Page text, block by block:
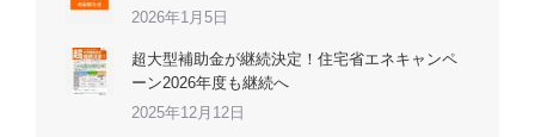
2026年1月5日
超大型補助金が継続決定！住宅省エネキャンペ
ーン2026年度も継続へ
2025年12月12日